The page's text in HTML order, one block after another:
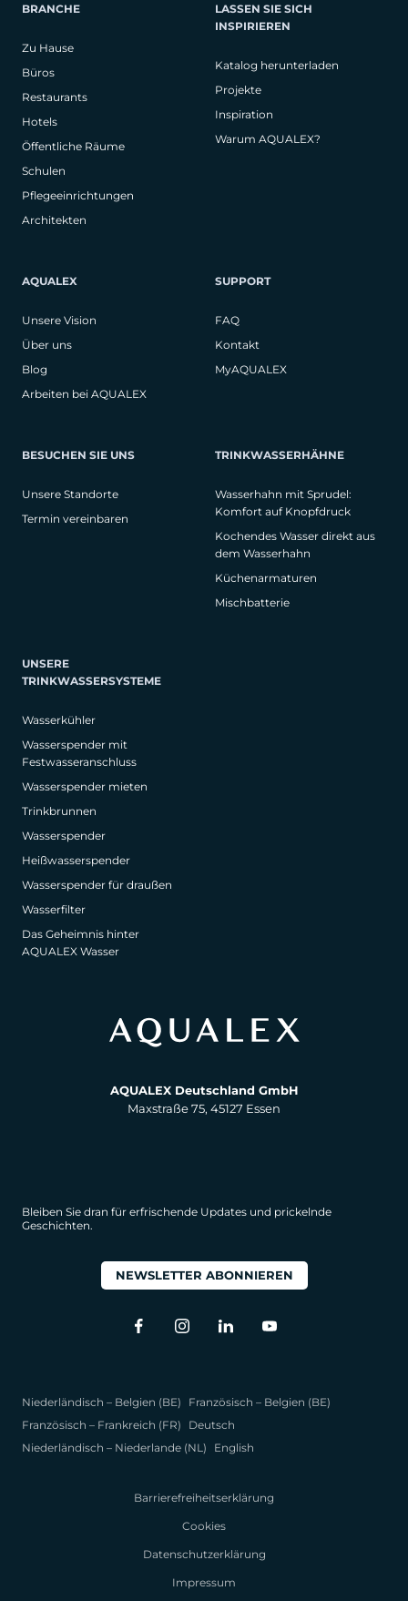
BRANCHE
Zu Hause
Büros
Restaurants
Hotels
Öffentliche Räume
Schulen
Pflegeeinrichtungen
Architekten
LASSEN SIE SICH
INSPIRIEREN
Katalog herunterladen
Projekte
Inspiration
Warum AQUALEX?
AQUALEX
Unsere Vision
Über uns
Blog
Arbeiten bei AQUALEX
SUPPORT
FAQ
Kontakt
MyAQUALEX
BESUCHEN SIE UNS
Unsere Standorte
Termin vereinbaren
TRINKWASSERHÄHNE
Wasserhahn mit Sprudel:
Komfort auf Knopfdruck
Kochendes Wasser direkt aus
dem Wasserhahn
Küchenarmaturen
Mischbatterie
UNSERE
TRINKWASSERSYSTEME
Wasserkühler
Wasserspender mit
Festwasseranschluss
Wasserspender mieten
Trinkbrunnen
Wasserspender
Heißwasserspender
Wasserspender für draußen
Wasserfilter
Das Geheimnis hinter
AQUALEX Wasser
AQUALEX Deutschland GmbH
Maxstraße 75, 45127 Essen
Bleiben Sie dran für erfrischende Updates und prickelnde
Geschichten.
NEWSLETTER ABONNIEREN
Niederländisch – Belgien (BE)
Französisch – Belgien (BE)
Französisch – Frankreich (FR)
Deutsch
Niederländisch – Niederlande (NL)
English
Barrierefreiheitserklärung
Cookies
Datenschutzerklärung
Impressum